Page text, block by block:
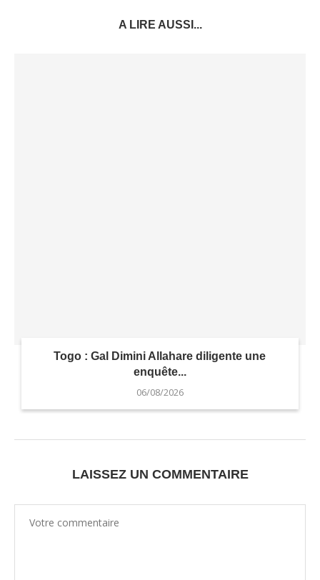
A LIRE AUSSI...
Togo : Gal Dimini Allahare diligente une
enquête...
06/08/2026
LAISSEZ UN COMMENTAIRE